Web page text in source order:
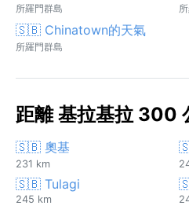
所羅門群島
🇸🇧 Chinatown的天氣
所羅門群島
距離 基拉基拉 300
🇸🇧 奧基
231 km
🇸🇧 Tulagi
245 km